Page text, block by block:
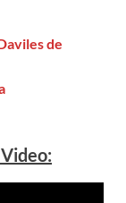
de